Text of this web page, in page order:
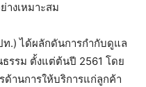
างเหมาะสม
.) ได้ผลักดันการกำกับดูแล
ธรรม ตั้งแต่ต้นปี 2561 โดย
ด้านการให้บริการแก่ลูกค้า